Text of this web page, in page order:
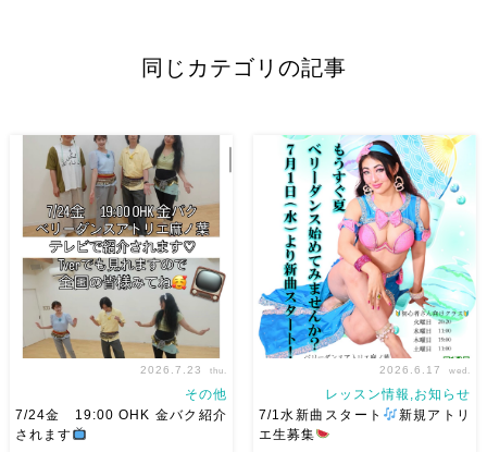
同じカテゴリの記事
2026.7.23 thu.
その他
7/24金 19:00 OHK 金バク紹介
されます
2026.6.17 wed.
レッスン情報,お知らせ
7/1水新曲スタート
新規アトリ
エ生募集